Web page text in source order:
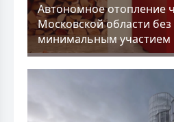
Aвтономное отопление
Московской области без
минимальным участием